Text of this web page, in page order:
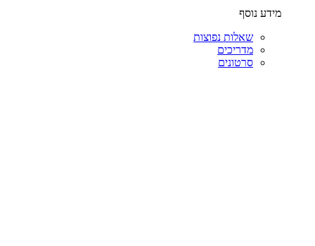
מידע נוסף
שאלות נפוצות
מדריכים
סרטונים